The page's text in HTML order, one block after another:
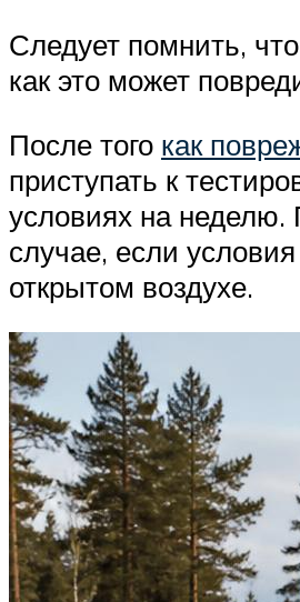
Следует помнить,
как это может
После того как
приступать к
условиях на неделю.
случае, если
открытом воздухе.